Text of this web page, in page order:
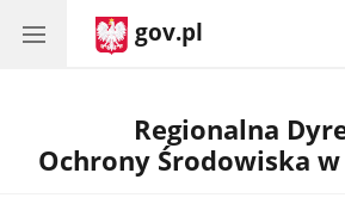
gov.pl
Regionalna
Ochrony Środowiska w